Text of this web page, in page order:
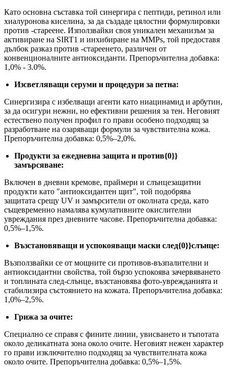
Като основна съставка той синергира с пептиди, ретинол или
хиалуронова киселина, за да създаде цялостни формулировки
против -стареене. Използвайки своя уникален механизъм за
активиране на SIRT1 и инхибиране на MMPs, той предоставя
дълбок разказ против -стареенето, различен от
конвенционалните антиоксиданти. Препоръчителна добавка:
1,0% - 3.0%.
Изсветляващи серуми и процедури за петна:
Синергизира с избелващи агенти като ниацинамид и арбутин,
за да осигури нежни, но ефективни решения за тен. Неговият
естествено получен профил го прави особено подходящ за
разработване на озаряващи формули за чувствителна кожа.
Препоръчителна добавка: 0,5%–2,0%.
Продукти за ежедневна защита и против{0}}
замърсяване:
Включен в дневни кремове, праймери и слънцезащитни
продукти като "антиоксидантен щит", той подобрява
защитата срещу UV и замърсители от околната среда, като
същевременно намалява кумулативните окислителни
увреждания през дневните часове. Препоръчителна добавка:
0,5%–1,5%.
Възстановяващи и успокояващи маски след{0}}слънце:
Възползвайки се от мощните си противов-възпалителни и
антиоксидантни свойства, той бързо успокоява зачервяването
и топлината след-слънце, възстановява фото-уврежданията и
стабилизира състоянието на кожата. Препоръчителна добавка:
1,0%–2,5%.
Грижа за очите:
Специално се справя с фините линии, увисването и тъпотата
около деликатната зона около очите. Неговият нежен характер
го прави изключително подходящ за чувствителната кожа
около очите. Препоръчителна добавка: 0,5%–1,5%.